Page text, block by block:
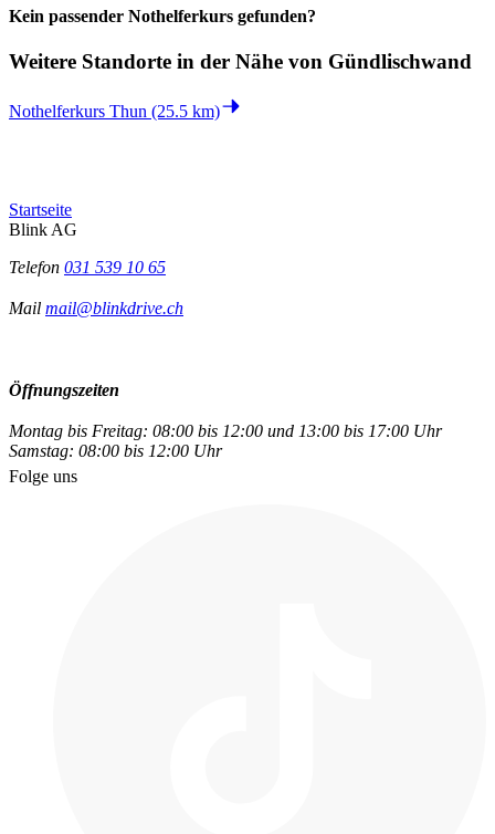
Kein passender Nothelferkurs gefunden?
Weitere Standorte in der Nähe von Gündlischwand
Nothelferkurs Thun (25.5 km)
Startseite
Blink AG
Telefon 031 539 10 65
Mail mail@blinkdrive.ch
Öffnungszeiten
Montag bis Freitag: 08:00 bis 12:00 und 13:00 bis 17:00 Uhr
Samstag: 08:00 bis 12:00 Uhr
Folge uns